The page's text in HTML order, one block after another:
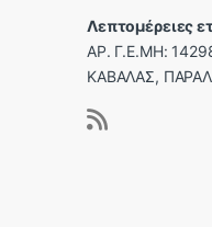
Λεπτομέρειες
ΑΡ. Γ.Ε.ΜΗ:
ΚΑΒΑΛΑΣ,